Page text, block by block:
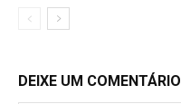
DEIXE UM COMENTÁRIO